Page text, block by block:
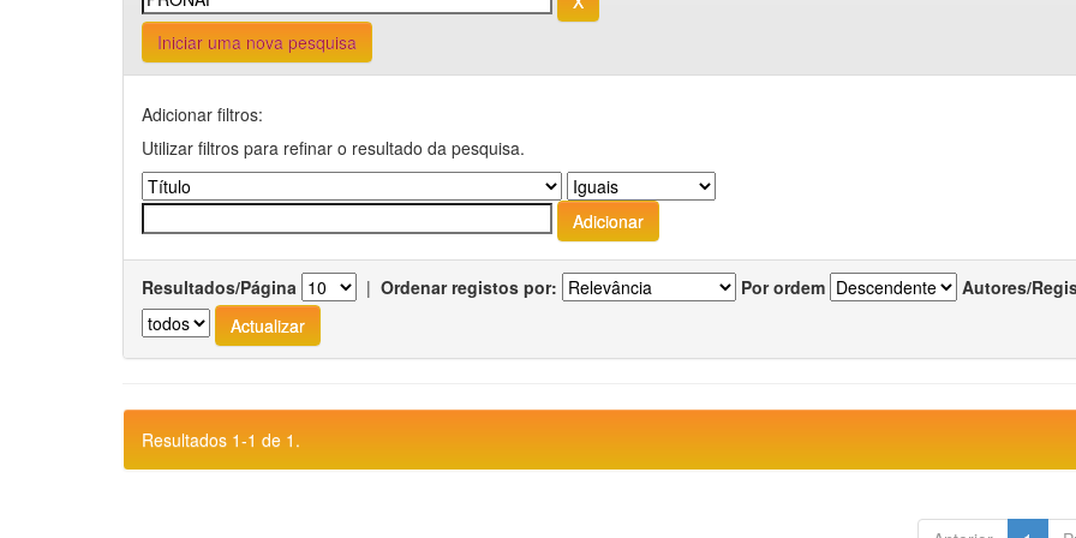
Iniciar uma nova pesquisa
Adicionar filtros:
Utilizar filtros para refinar o resultado da pesquisa.
Resultados/Página | Ordenar registos por: Por ordem Autores/
Resultados 1-1 de 1.